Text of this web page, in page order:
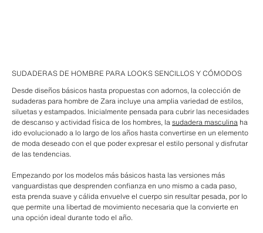
SUDADERAS DE HOMBRE PARA LOOKS SENCILLOS Y CÓMODOS
Desde diseños básicos hasta propuestas con adornos, la colección de
sudaderas para hombre de Zara incluye una amplia variedad de estilos,
siluetas y estampados. Inicialmente pensada para cubrir las necesidades
de descanso y actividad física de los hombres, lasudadera masculina ha
ido evolucionado a lo largo de los años hasta convertirse en un elemento
de moda deseado con el que poder expresar el estilo personal y disfrutar
de las tendencias.
Empezando por los modelos más básicos hasta las versiones más
vanguardistas que desprenden confianza en uno mismo a cada paso,
esta prenda suave y cálida envuelve el cuerpo sin resultar pesada, por lo
que permite una libertad de movimiento necesaria que la convierte en
una opción ideal durante todo el año.